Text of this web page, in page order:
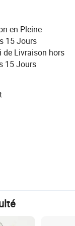
fournis;
choisir;
bien
en Pleine
15 Jours
de Livraison hors
15 Jours